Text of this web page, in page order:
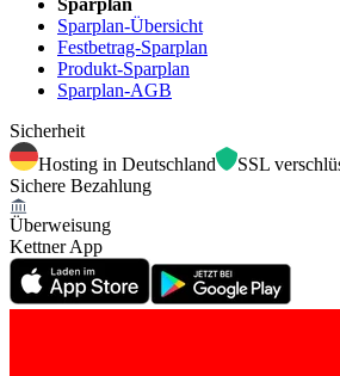
Sparplan
Sparplan-Übersicht
Festbetrag-Sparplan
Produkt-Sparplan
Sparplan-AGB
Sicherheit
Hosting in Deutschland
SSL
Sichere Bezahlung
Überweisung
Kettner App